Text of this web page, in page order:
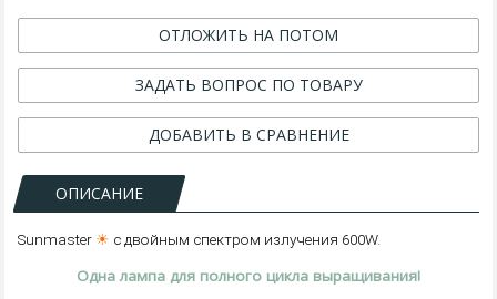
ОТЛОЖИТЬ НА ПОТОМ
ЗАДАТЬ ВОПРОС ПО ТОВАРУ
ДОБАВИТЬ В СРАВНЕНИЕ
ОПИСАНИЕ
Sunmaster ☀ с двойным спектром излучения 600W.
Одна лампа для полного цикла выращивания!